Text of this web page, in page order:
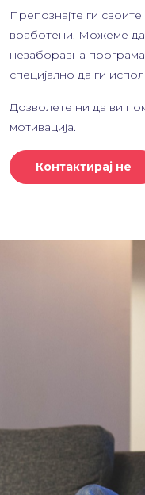
Препознајте ги
вработени. Можеме
незаборавна програма
специјално да ги
Дозволете ни да ви
мотивација.
Контактирај не